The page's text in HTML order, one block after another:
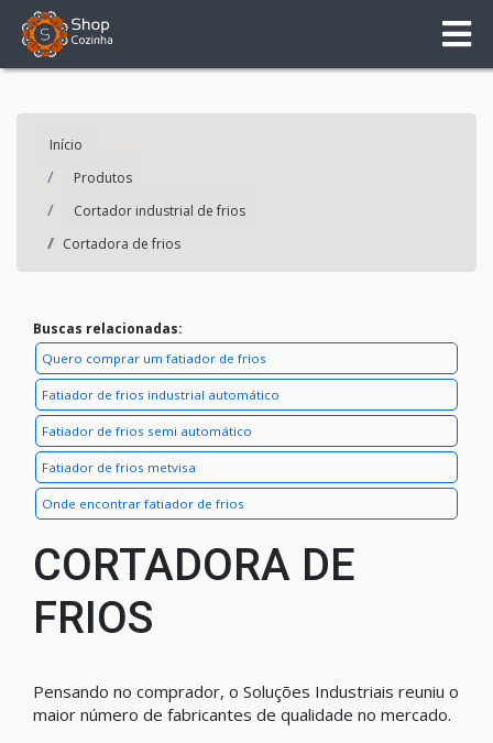
Início
Produtos
Cortador industrial de frios
Cortadora de frios
Buscas relacionadas:
Quero comprar um fatiador de frios
Fatiador de frios industrial automático
Fatiador de frios semi automático
Fatiador de frios metvisa
Onde encontrar fatiador de frios
CORTADORA DE
FRIOS
Pensando no comprador, o Soluções Industriais reuniu o
maior número de fabricantes de qualidade no mercado.